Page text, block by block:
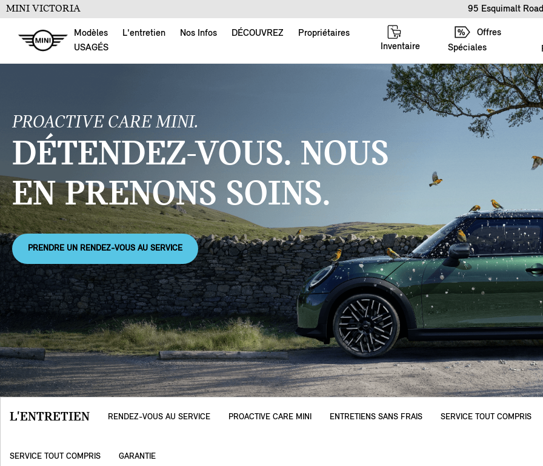
MINI VICTORIA 95 Esquimalt
Modèles L'entretien Nos Infos DÉCOUVREZ
Propriétaires
USAGÉS
Offres
Spéciales
Inventaire
PROACTIVE CARE MINI.
DÉTENDEZ-VOUS. NOUS
EN PRENONS SOINS.
PRENDRE UN RENDEZ-VOUS AU SERVICE
L'ENTRETIEN RENDEZ-VOUS AU SERVICE PROACTIVE CARE MINI ENTRETIENS SANS FRAIS SERVICE TOUT COMPRIS
SERVICE TOUT COMPRIS GARANTIE